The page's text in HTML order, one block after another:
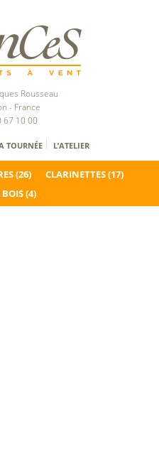
Rousseau
- France
67 10 00
TOURNÉE L’ATELIER
(26) CLARINETTES(17)
(4)